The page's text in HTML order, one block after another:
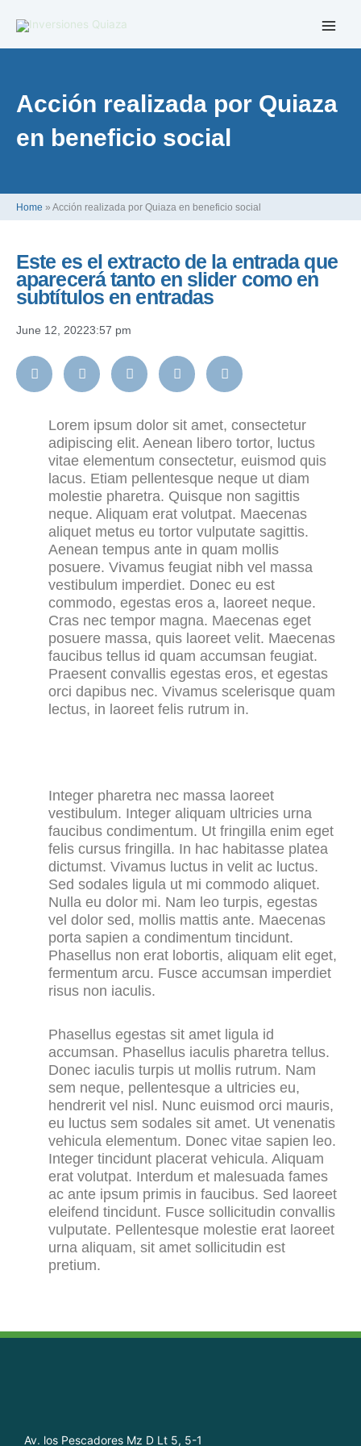
Acción realizada por Quiaza
en beneficio social
Home » Acción realizada por Quiaza en beneficio social
Este es el extracto de la entrada que
aparecerá tanto en slider como en
subtítulos en entradas
June 12, 20223:57 pm
Lorem ipsum dolor sit amet, consectetur
adipiscing elit. Aenean libero tortor, luctus
vitae elementum consectetur, euismod quis
lacus. Etiam pellentesque neque ut diam
molestie pharetra. Quisque non sagittis
neque. Aliquam erat volutpat. Maecenas
aliquet metus eu tortor vulputate sagittis.
Aenean tempus ante in quam mollis
posuere. Vivamus feugiat nibh vel massa
vestibulum imperdiet. Donec eu est
commodo, egestas eros a, laoreet neque.
Cras nec tempor magna. Maecenas eget
posuere massa, quis laoreet velit. Maecenas
faucibus tellus id quam accumsan feugiat.
Praesent convallis egestas eros, et egestas
orci dapibus nec. Vivamus scelerisque quam
lectus, in laoreet felis rutrum in.
Integer pharetra nec massa laoreet
vestibulum. Integer aliquam ultricies urna
faucibus condimentum. Ut fringilla enim eget
felis cursus fringilla. In hac habitasse platea
dictumst. Vivamus luctus in velit ac luctus.
Sed sodales ligula ut mi commodo aliquet.
Nulla eu dolor mi. Nam leo turpis, egestas
vel dolor sed, mollis mattis ante. Maecenas
porta sapien a condimentum tincidunt.
Phasellus non erat lobortis, aliquam elit eget,
fermentum arcu. Fusce accumsan imperdiet
risus non iaculis.
Phasellus egestas sit amet ligula id
accumsan. Phasellus iaculis pharetra tellus.
Donec iaculis turpis ut mollis rutrum. Nam
sem neque, pellentesque a ultricies eu,
hendrerit vel nisl. Nunc euismod orci mauris,
eu luctus sem sodales sit amet. Ut venenatis
vehicula elementum. Donec vitae sapien leo.
Integer tincidunt placerat vehicula. Aliquam
erat volutpat. Interdum et malesuada fames
ac ante ipsum primis in faucibus. Sed laoreet
eleifend tincidunt. Fusce sollicitudin convallis
vulputate. Pellentesque molestie erat laoreet
urna aliquam, sit amet sollicitudin est
pretium.
Av. los Pescadores Mz D Lt 5, 5-1